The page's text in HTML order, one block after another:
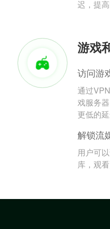
迟，提高
游戏
访问游
通过
戏服务
更低的延
解锁流
用户可
库，观